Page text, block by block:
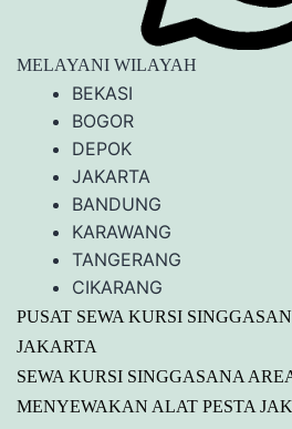
MELAYANI WILAYAH
BEKASI
BOGOR
DEPOK
JAKARTA
BANDUNG
KARAWANG
TANGERANG
CIKARANG
PUSAT SEWA KURSI
JAKARTA
SEWA KURSI SINGGASANA
MENYEWAKAN ALAT PESTA